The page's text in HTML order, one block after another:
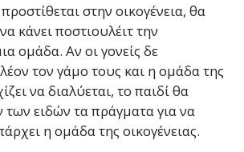
στην οικογένεια, θα
κάνει ποστιουλέιτ την
ομάδα. Αν οι γονείς δε
τον γάμο τους και η ομάδα της
να διαλύεται, το παιδί θα
των ειδών τα πράγματα για να
η ομάδα της οικογένειας.